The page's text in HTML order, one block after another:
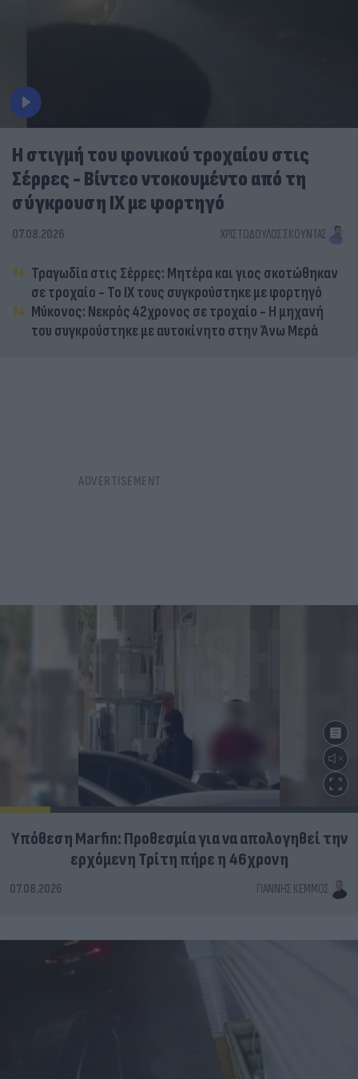
Η στιγμή του φονικού τροχαίου στις
Σέρρες - Βίντεο ντοκουμέντο από τη
σύγκρουση ΙΧ με φορτηγό
07.08.2026 ΧΡΙΣΤΌΔΟΥΛΟΣ ΣΚΟΎΝΤΑΣ
Τραγωδία στις Σέρρες: Μητέρα και γιος σκοτώθηκαν
σε τροχαίο - Το ΙΧ τους συγκρούστηκε με φορτηγό
Μύκονος: Νεκρός 42χρονος σε τροχαίο - Η μηχανή
του συγκρούστηκε με αυτοκίνητο στην Άνω Μερά
Υπόθεση Marfin: Προθεσμία για να απολογηθεί την
ερχόμενη Τρίτη πήρε η 46χρονη
07.08.2026 ΓΙΆΝΝΗΣ ΚΈΜΜΟΣ